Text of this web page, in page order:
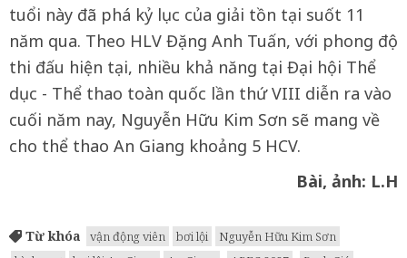
tuổi này đã phá kỷ lục của giải tồn tại suốt 11
năm qua. Theo HLV Đặng Anh Tuấn, với phong độ
thi đấu hiện tại, nhiều khả năng tại Đại hội Thể
dục - Thể thao toàn quốc lần thứ VIII diễn ra vào
cuối năm nay, Nguyễn Hữu Kim Sơn sẽ mang về
cho thể thao An Giang khoảng 5 HCV.
Bài, ảnh: L.H
Từ khóa vận động viên bơi lội
Nguyễn Hữu Kim Sơn